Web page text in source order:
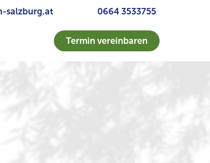
salzburg.at 0664 3533755
Termin vereinbaren